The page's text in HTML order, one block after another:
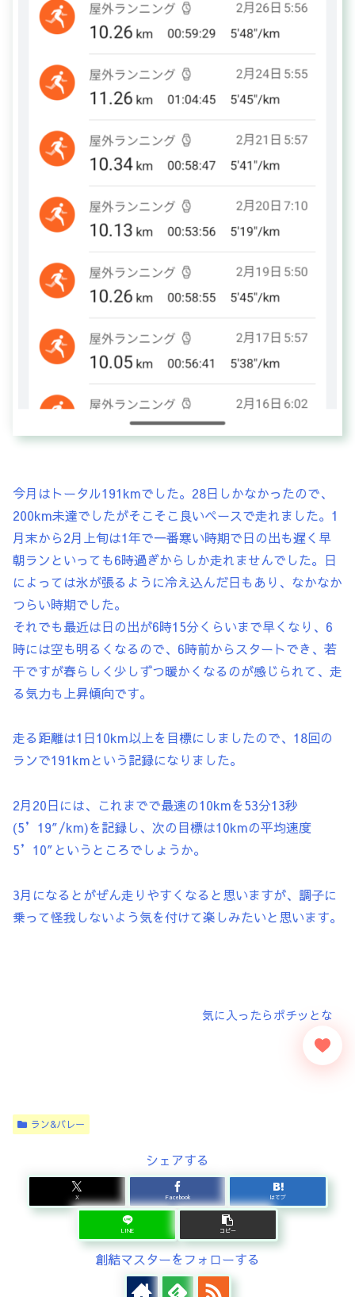
今月はトータル191kmでした。28日しかなかったので、
200km未達でしたがそこそこ良いペースで走れました。1
月末から2月上旬は1年で一番寒い時期で日の出も遅く早
朝ランといっても6時過ぎからしか走れませんでした。日
によっては氷が張るように冷え込んだ日もあり、なかなか
つらい時期でした。
それでも最近は日の出が6時15分くらいまで早くなり、6
時には空も明るくなるので、6時前からスタートでき、若
干ですが春らしく少しずつ暖かくなるのが感じられて、走
る気力も上昇傾向です。
走る距離は1日10km以上を目標にしましたので、18回の
ランで191kmという記録になりました。
2月20日には、これまでで最速の10kmを53分13秒
(5’19″/km)を記録し、次の目標は10kmの平均速度
5’10″というところでしょうか。
3月になるとがぜん走りやすくなると思いますが、調子に
乗って怪我しないよう気を付けて楽しみたいと思います。
ラン&バレー
シェアする
X Facebook はてブ
LINE コピー
創結マスターをフォローする